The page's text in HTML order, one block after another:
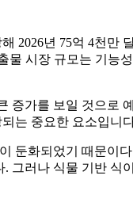
2026년 75억 4천만
시장 규모는 기능
증가를 보일 것으로
는 중요한 요소입니
둔화되었기 때문이
그러나 식물 기반 식